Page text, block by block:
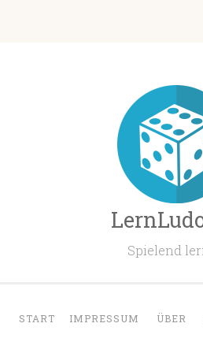
Spielend
START IMPRESSUM ÜBER